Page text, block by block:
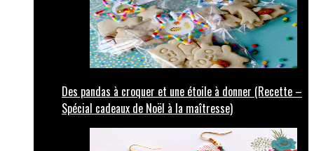
Des pandas à croquer et une étoile à donner (Recette –
Spécial cadeaux de Noël à la maîtresse)